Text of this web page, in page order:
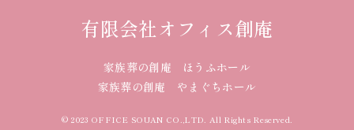
有限会社オフィス創庵
家族葬の創庵 ほうふホール
家族葬の創庵 やまぐちホール
© 2023 OFFICE SOUAN CO.,LTD. All Rights Reserved.